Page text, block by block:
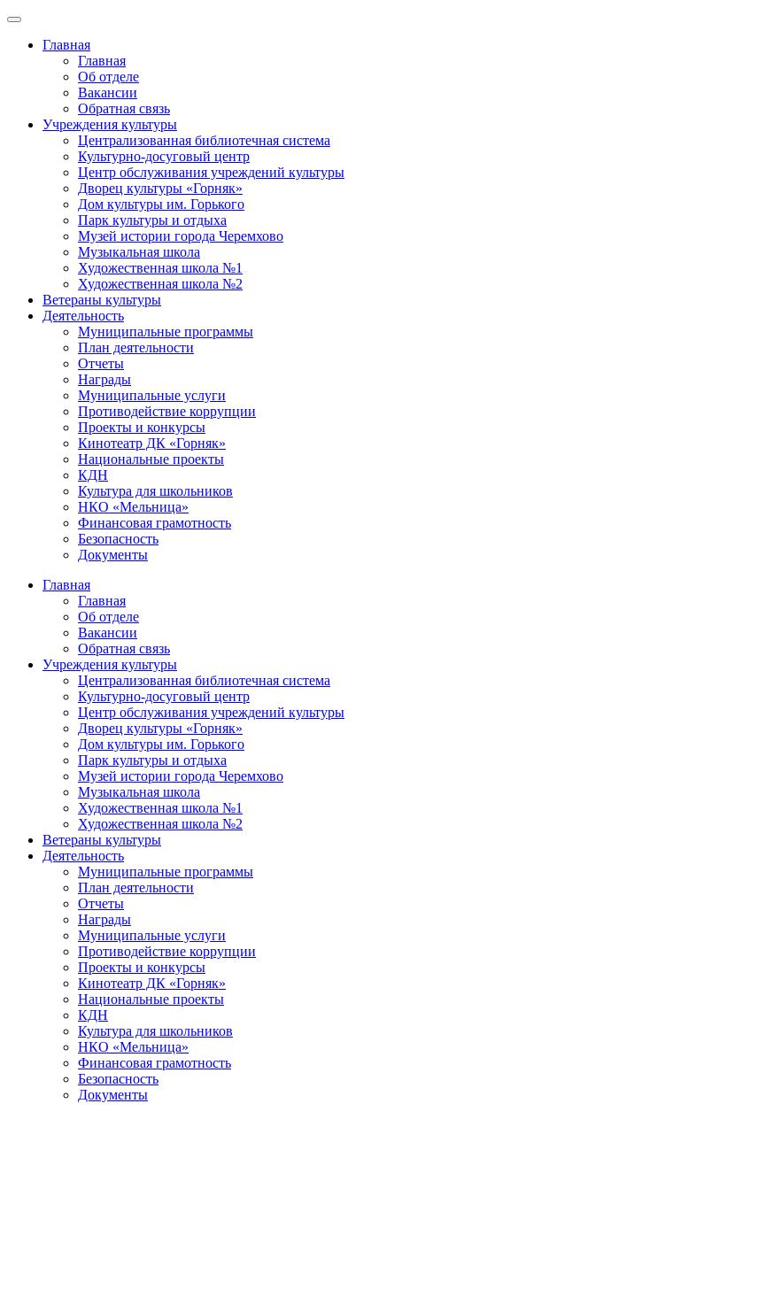
Главная
Главная
Об отделе
Вакансии
Обратная связь
Учреждения культуры
Централизованная библиотечная система
Культурно-досуговый центр
Центр обслуживания учреждений культуры
Дворец культуры «Горняк»
Дом культуры им. Горького
Парк культуры и отдыха
Музей истории города Черемхово
Музыкальная школа
Художественная школа №1
Художественная школа №2
Ветераны культуры
Деятельность
Муниципальные программы
План деятельности
Отчеты
Награды
Муниципальные услуги
Противодействие коррупции
Проекты и конкурсы
Кинотеатр ДК «Горняк»
Национальные проекты
КДН
Культура для школьников
НКО «Мельница»
Финансовая грамотность
Безопасность
Документы
Главная
Главная
Об отделе
Вакансии
Обратная связь
Учреждения культуры
Централизованная библиотечная система
Культурно-досуговый центр
Центр обслуживания учреждений культуры
Дворец культуры «Горняк»
Дом культуры им. Горького
Парк культуры и отдыха
Музей истории города Черемхово
Музыкальная школа
Художественная школа №1
Художественная школа №2
Ветераны культуры
Деятельность
Муниципальные программы
План деятельности
Отчеты
Награды
Муниципальные услуги
Противодействие коррупции
Проекты и конкурсы
Кинотеатр ДК «Горняк»
Национальные проекты
КДН
Культура для школьников
НКО «Мельница»
Финансовая грамотность
Безопасность
Документы